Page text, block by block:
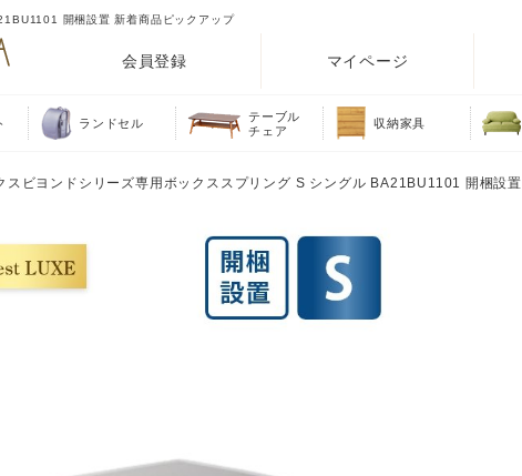
開梱設置 新着商品ピックアップ
会員登録 マイページ
ランドセル
テーブル
チェア
収納家具
スビヨンドシリーズ専用ボックススプリング S シングル BA21BU1101 開梱設置